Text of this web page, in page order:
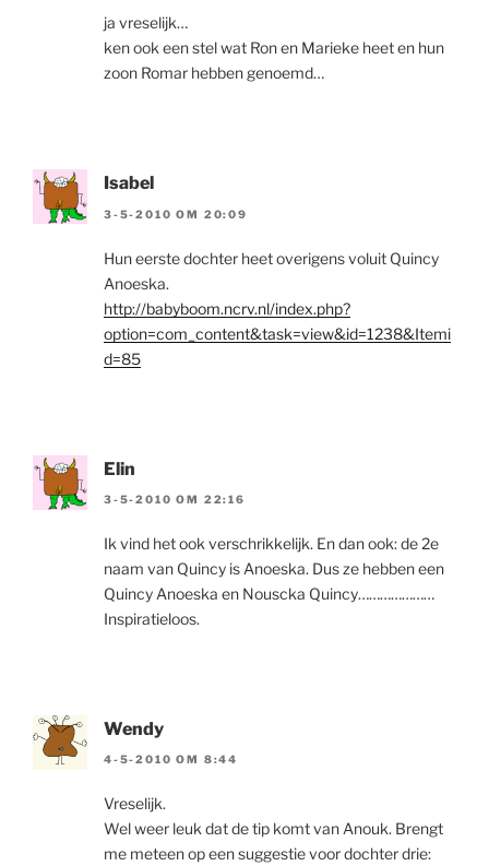
ja vreselijk…
ken ook een stel wat Ron en Marieke heet en hun
zoon Romar hebben genoemd…
Isabel
3-5-2010 OM 20:09
Hun eerste dochter heet overigens voluit Quincy
Anoeska.
http://babyboom.ncrv.nl/index.php?
option=com_content&task=view&id=1238&Itemi
d=85
Elin
3-5-2010 OM 22:16
Ik vind het ook verschrikkelijk. En dan ook: de 2e
naam van Quincy is Anoeska. Dus ze hebben een
Quincy Anoeska en Nouscka Quincy…………………
Inspiratieloos.
Wendy
4-5-2010 OM 8:44
Vreselijk.
Wel weer leuk dat de tip komt van Anouk. Brengt
me meteen op een suggestie voor dochter drie: